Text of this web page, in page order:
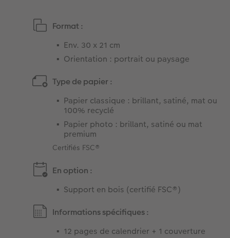
Format :
Env. 30 x 21 cm​
Orientation : portrait ou paysage
Type de papier :
Papier classique : brillant, satiné, mat ou
100% recyclé ​​
Papier photo : brillant, satiné ou mat
premium​
Certifiés FSC®
En option :
Support en bois (certifié FSC®​)
Informations spécifiques :
12 pages de calendrier + 1 couverture​